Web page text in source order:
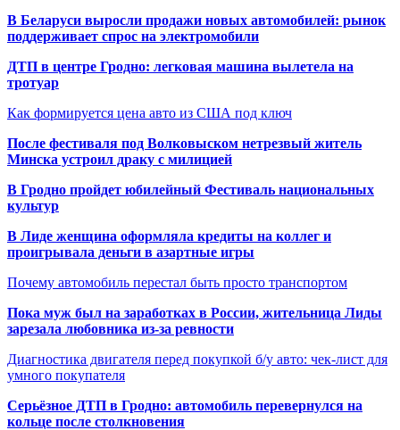
В Беларуси выросли продажи новых автомобилей: рынок
поддерживает спрос на электромобили
ДТП в центре Гродно: легковая машина вылетела на
тротуар
Как формируется цена авто из США под ключ
После фестиваля под Волковыском нетрезвый житель
Минска устроил драку с милицией
В Гродно пройдет юбилейный Фестиваль национальных
культур
В Лиде женщина оформляла кредиты на коллег и
проигрывала деньги в азартные игры
Почему автомобиль перестал быть просто транспортом
Пока муж был на заработках в России, жительница Лиды
зарезала любовника из-за ревности
Диагностика двигателя перед покупкой б/у авто: чек-лист для
умного покупателя
Серьёзное ДТП в Гродно: автомобиль перевернулся на
кольце после столкновения